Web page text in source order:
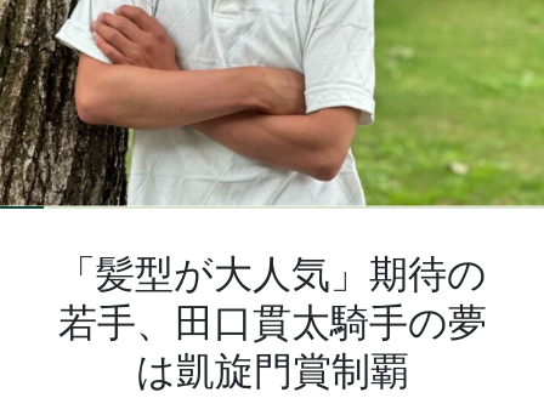
「髪型が大人気」期待の
若手、田口貫太騎手の夢
は凱旋門賞制覇